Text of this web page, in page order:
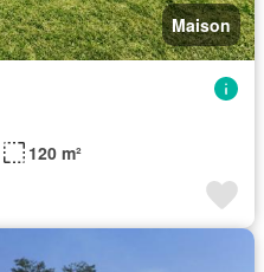
Maison
120 m²